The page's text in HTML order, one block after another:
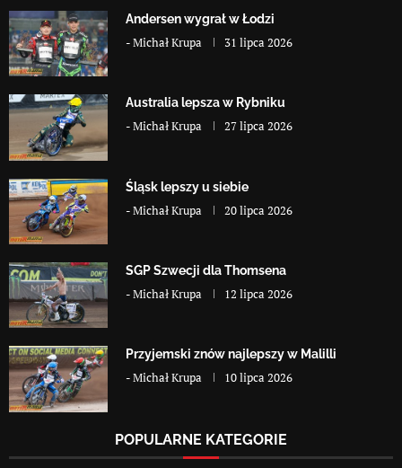
Andersen wygrał w Łodzi
-Michał Krupa 31 lipca 2026
Australia lepsza w Rybniku
-Michał Krupa 27 lipca 2026
Śląsk lepszy u siebie
-Michał Krupa 20 lipca 2026
SGP Szwecji dla Thomsena
-Michał Krupa 12 lipca 2026
Przyjemski znów najlepszy w Malilli
-Michał Krupa 10 lipca 2026
POPULARNE KATEGORIE